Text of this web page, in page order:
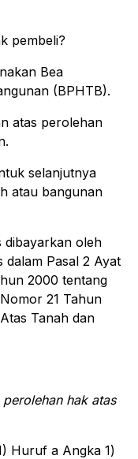
pembeli?
Bea
(BPHTB).
atas perolehan
selanjutnya
atau bangunan
dibayarkan oleh
dalam Pasal 2 Ayat
2000 tentang
21 Tahun
Tanah dan
hak atas
Huruf a Angka 1)